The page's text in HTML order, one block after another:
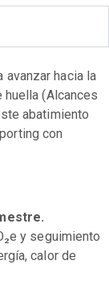
avanzar hacia la
(Alcances
abatimiento
con
y seguimiento
calor de